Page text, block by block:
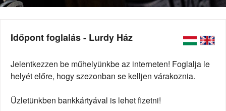
Időpont foglalás - Lurdy Ház
Jelentkezzen be műhelyünkbe az interneten! Foglalja le
helyét előre, hogy szezonban se kelljen várakoznia.
Üzletünkben bankkártyával is lehet fizetni!